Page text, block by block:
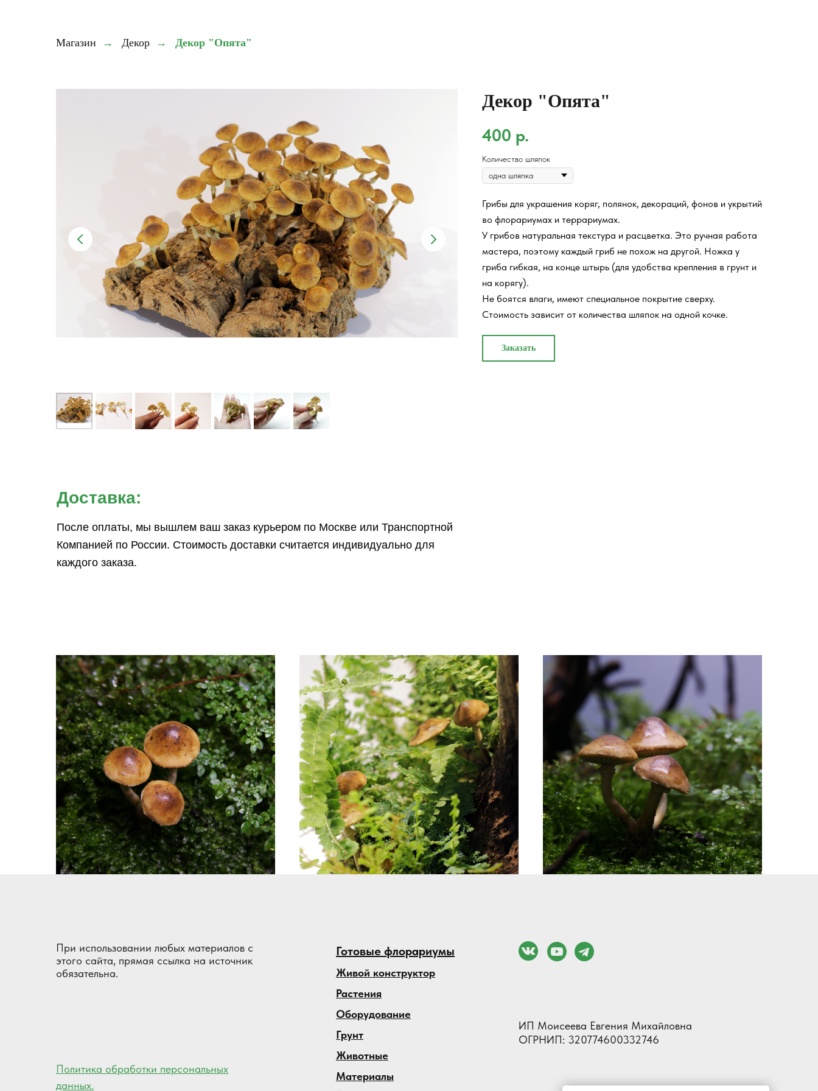
Магазин → Декор → Декор "Опята"
Декор "Опята"
400 р.
Количество шляпок
Грибы для украшения коряг, полянок, декораций, фонов и укрытий
во флорариумах и террариумах.
У грибов натуральная текстура и расцветка. Это ручная работа
мастера, поэтому каждый гриб не похож на другой. Ножка у
гриба гибкая, на конце штырь (для удобства крепления в грунт и
на корягу).
Не боятся влаги, имеют специальное покрытие сверху.
Стоимость зависит от количества шляпок на одной кочке.
Заказать
Доставка:
После оплаты, мы вышлем ваш заказ курьером по Москве или Транспортной
Компанией по России. Стоимость доставки считается индивидуально для
каждого заказа.
При использовании любых материалов с
этого сайта, прямая ссылка на источник
обязательна.
Готовые флорариумы
Живой конструктор
Растения
Оборудование
Грунт
ИП Моисеева Евгения Михайловна
ОГРНИП: 320774600332746
Политика обработки персональных
данных.
Животные
Материалы